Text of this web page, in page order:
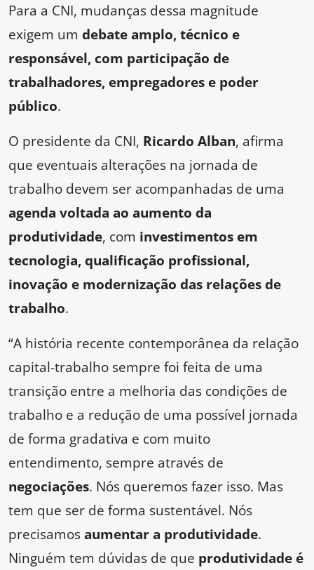
Para a CNI, mudanças dessa magnitude
exigem um debate amplo, técnico e
responsável, com participação de
trabalhadores, empregadores e poder
público.
O presidente da CNI, Ricardo Alban, afirma
que eventuais alterações na jornada de
trabalho devem ser acompanhadas de uma
agenda voltada ao aumento da
produtividade, com investimentos em
tecnologia, qualificação profissional,
inovação e modernização das relações de
trabalho.
“A história recente contemporânea da relação
capital-trabalho sempre foi feita de uma
transição entre a melhoria das condições de
trabalho e a redução de uma possível jornada
de forma gradativa e com muito
entendimento, sempre através de
negociações. Nós queremos fazer isso. Mas
tem que ser de forma sustentável. Nós
precisamosaumentar a produtividade.
Ninguém tem dúvidas de que produtividade é